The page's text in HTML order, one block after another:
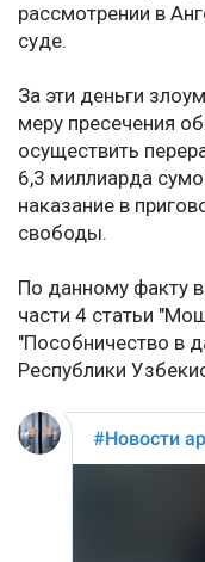
рассмотрении в
суде.
За эти деньги
меру пресечения
осуществить
6,3 миллиарда
наказание в
свободы.
По данному факту
части 4 статьи
"Пособничество в
Республики